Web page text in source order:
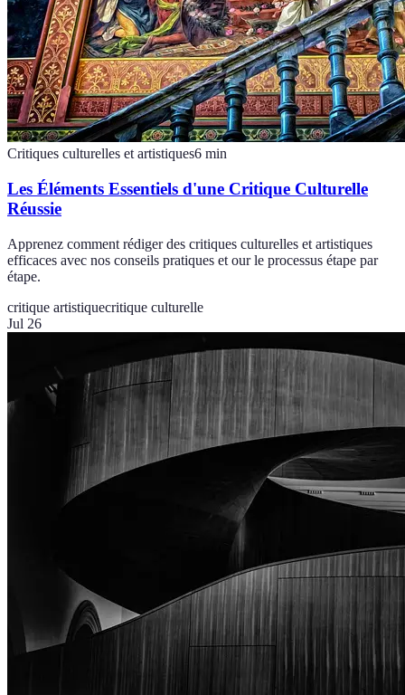
Critiques culturelles et artistiques6 min
Les Éléments Essentiels d'une Critique Culturelle
Réussie
Apprenez comment rédiger des critiques culturelles et artistiques
efficaces avec nos conseils pratiques et our le processus étape par
étape.
critique artistiquecritique culturelle
Jul 26